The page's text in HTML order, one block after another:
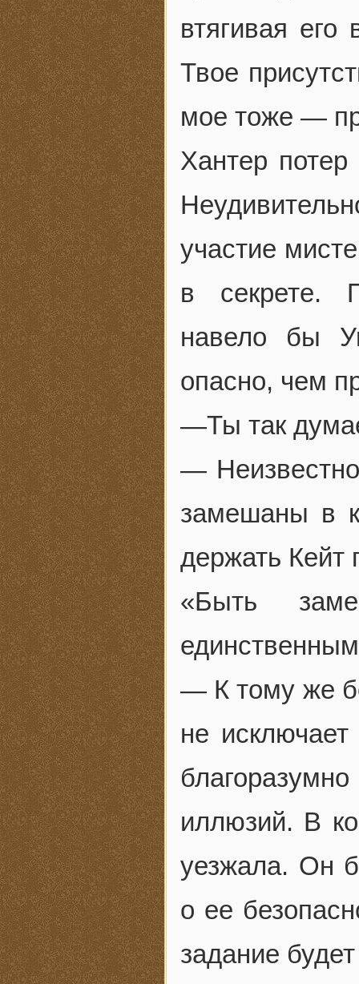
втягивая его
Твое
мое тоже —
Хантер потер
участие
в секрете.
навело бы
опасно, чем
—Ты так
—
замешаны в
держать Кейт
«Быть
— К тому же
не
иллюзий. В
уезжала. Он
о ее
задание